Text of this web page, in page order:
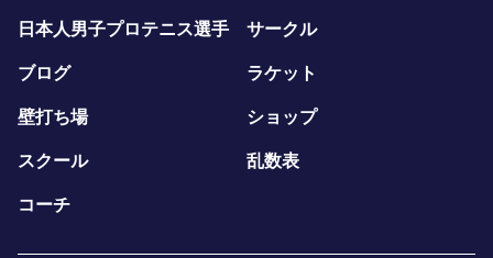
日本人男子プロテニス選手 サークル
ブログ ラケット
壁打ち場 ショップ
スクール 乱数表
コーチ